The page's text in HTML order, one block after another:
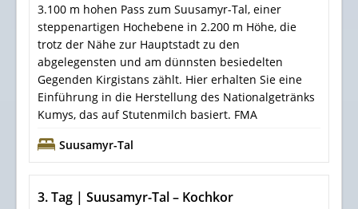
3.100 m hohen Pass zum Suusamyr-Tal, einer
steppenartigen Hochebene in 2.200 m Höhe, die
trotz der Nähe zur Hauptstadt zu den
abgelegensten und am dünnsten besiedelten
Gegenden Kirgistans zählt. Hier erhalten Sie eine
Einführung in die Herstellung des Nationalgetränks
Kumys, das auf Stutenmilch basiert. FMA
Suusamyr-Tal
3. Tag | Suusamyr-Tal – Kochkor